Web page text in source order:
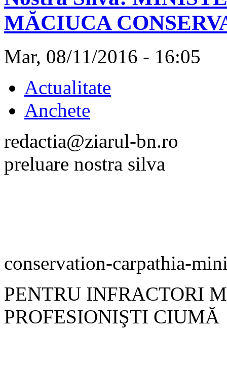
MĂCIUCA
Mar, 08/11/2016 - 16:05
Actualitate
Anchete
redactia@ziarul-bn.ro
preluare nostra silva
conservation-carpathia-
PENTRU INFRACTORI
PROFESIONIŞTI CIUMĂ